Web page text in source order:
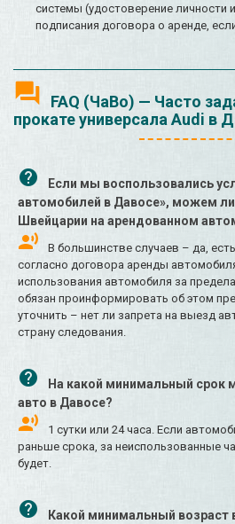
системы (удостоверение личности
подписания договора о аренде,
FAQ (ЧаВо) — Часто
прокате универсала Audi в
Если мы воспользовались
автомобилей в Давосе», можем
Швейцарии на арендованном
В большинстве случаев – да,
согласно договора аренды
использования автомобиля за
обязан проинформировать об этом
уточнить – нет ли запрета на выезд
страну следования.
На какой минимальный срок
авто в Давосе?
1 сутки или 24 часа. Если
раньше срока, за неиспользованные
будет.
Какой минимальный